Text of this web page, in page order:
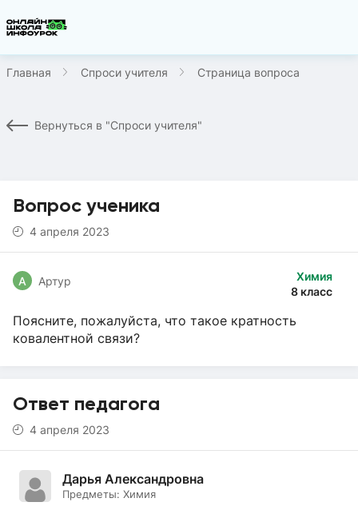
Главная Спроси учителя Страница вопроса
Вернуться в "Спроси учителя"
Вопрос ученика
4 апреля 2023
Химия
8 класс
А Артур
Поясните, пожалуйста, что такое кратность
ковалентной связи?
Ответ педагога
4 апреля 2023
Дарья Александровна
Предметы: Химия